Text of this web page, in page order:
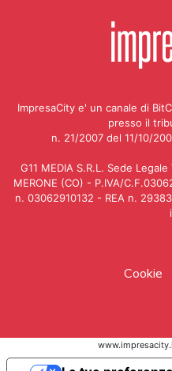
ImpresaCity e' un canale di
presso il
n. 21/2007 del 11/10/
G11 MEDIA S.R.L. Sede
MERONE (CO) - P.IVA/
n. 03062910132 - REA n.
Cookie